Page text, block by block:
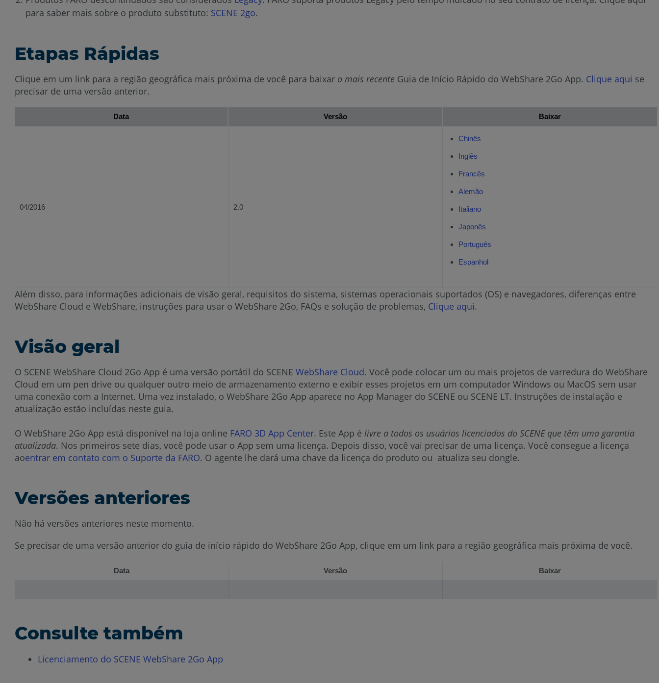
para saber mais sobre o produto substituto: SCENE 2go.
Etapas Rápidas
Clique em um link para a região geográfica mais próxima de você para baixar o mais recente Guia de Início Rápido do WebShare 2Go App. Clique aqui se
precisar de uma versão anterior.
Data Versão Baixar
04/2016 2.0
Chinês
Inglês
Francês
Alemão
Italiano
Japonês
Português
Espanhol
Além disso, para informações adicionais de visão geral, requisitos do sistema, sistemas operacionais suportados (OS) e navegadores, diferenças entre
WebShare Cloud e WebShare, instruções para usar o WebShare 2Go, FAQs e solução de problemas, Clique aqui.
Visão geral
O SCENE WebShare Cloud 2Go App é uma versão portátil do SCENE WebShare Cloud. Você pode colocar um ou mais projetos de varredura do WebShare
Cloud em um pen drive ou qualquer outro meio de armazenamento externo e exibir esses projetos em um computador Windows ou MacOS sem usar
uma conexão com a Internet. Uma vez instalado, o WebShare 2Go App aparece no App Manager do SCENE ou SCENE LT. Instruções de instalação e
atualização estão incluídas neste guia.
O WebShare 2Go App está disponível na loja online FARO 3D App Center. Este App é livre a todos os usuários licenciados do SCENE que têm uma garantia
atualizada. Nos primeiros sete dias, você pode usar o App sem uma licença. Depois disso, você vai precisar de uma licença. Você consegue a licença
aoentrar em contato com o Suporte da FARO. O agente lhe dará uma chave da licença do produto ou atualiza seu dongle.
Versões anteriores
Não há versões anteriores neste momento.
Se precisar de uma versão anterior do guia de início rápido do WebShare 2Go App, clique em um link para a região geográfica mais próxima de você.
Data Versão Baixar
Consulte também
Licenciamento do SCENE WebShare 2Go App